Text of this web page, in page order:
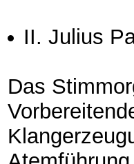
II. Julius
Das